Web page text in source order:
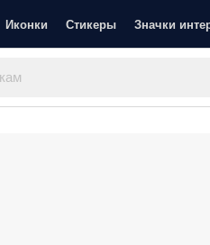
Иконки Стикеры Значки